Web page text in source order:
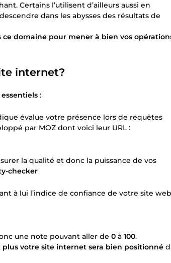
Certains l’utilisent d’ailleurs aussi en
dans les abysses des résultats de
domaine pour mener à bien vos
internet?
:
évalue votre présence lors de requêtes
par MOZ dont voici leur URL :
la qualité et donc la puissance de vos
checker
à lui l’indice de confiance de votre site
une note pouvant aller de 0 à 100.
plus votre site internet sera bien positionné